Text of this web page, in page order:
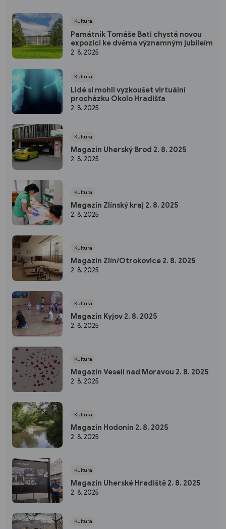
Kultura
Památník Tomáše Bati chystá novou
expozici ke dvěma významným jubileím
2. 8. 2025
Kultura
Lidé si mohli vyzkoušet virtuální
procházku Okolo Hradišťa
2. 8. 2025
Kultura
Magazín Uherský Brod 2. 8. 2025
2. 8. 2025
Kultura
Magazín Zlínský kraj 2. 8. 2025
2. 8. 2025
Kultura
Magazín Zlín/Otrokovice 2. 8. 2025
2. 8. 2025
Kultura
Magazín Kyjov 2. 8. 2025
2. 8. 2025
Kultura
Magazín Veselí nad Moravou 2. 8. 2025
2. 8. 2025
Kultura
Magazín Hodonín 2. 8. 2025
2. 8. 2025
Kultura
Magazín Uherské Hradiště 2. 8. 2025
2. 8. 2025
Kultura